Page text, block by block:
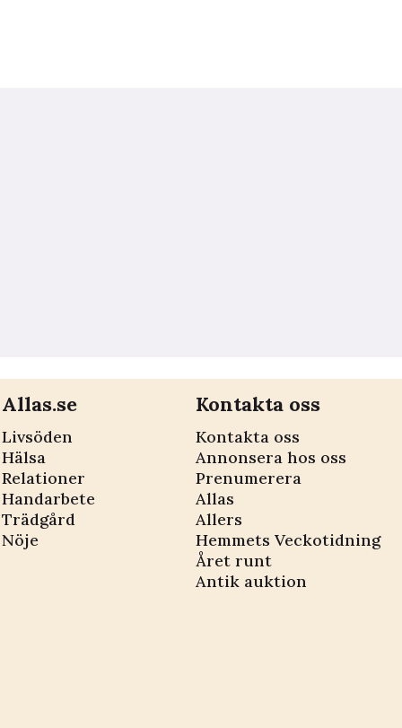
Allas.se
Livsöden
Hälsa
Relationer
Handarbete
Trädgård
Nöje
Kontakta oss
Kontakta oss
Annonsera hos oss
Prenumerera
Allas
Allers
Hemmets Veckotidning
Året runt
Antik auktion